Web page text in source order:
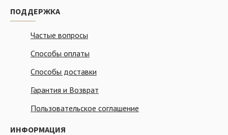
ПОДДЕРЖКА
Частые вопросы
Способы оплаты
Способы доставки
Гарантия и Возврат
Пользовательское соглашение
ИНФОРМАЦИЯ